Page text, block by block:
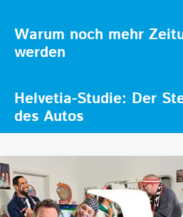
Warum noch mehr
werden
Helvetia-Studie: Der
des Autos